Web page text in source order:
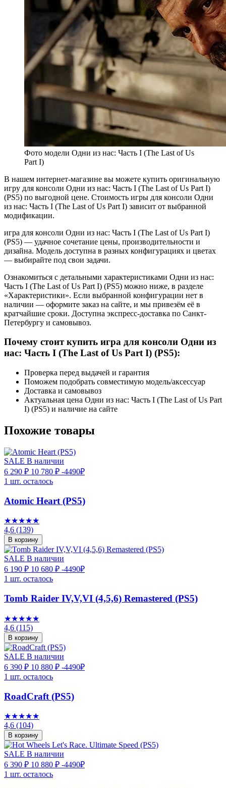
Фото модели Одни из нас: Часть I (The Last of Us
Part I)
В нашем интернет-магазине вы можете купить оригинальную
игру для консоли Одни из нас: Часть I (The Last of Us Part I)
(PS5) по выгодной цене. Стоимость игры для консоли Одни
из нас: Часть I (The Last of Us Part I) зависит от выбранной
модификации.
игра для консоли Одни из нас: Часть I (The Last of Us Part I)
(PS5) — удачное сочетание цены, производительности и
дизайна. Модель доступна в разных конфигурациях и цветах
— выбирайте под свои задачи.
Ознакомиться с детальными характеристиками Одни из нас:
Часть I (The Last of Us Part I) (PS5) можно ниже, в разделе
«Характеристики». Если выбранной конфигурации нет в
наличии — оформите заказ на сайте, и мы привезём её в
кратчайшие сроки. Доступна экспресс-доставка по Санкт-
Петербургу и самовывоз.
Почему стоит купить игра для консоли Одни из
нас: Часть I (The Last of Us Part I) (PS5):
Проверка перед выдачей и гарантия
Поможем подобрать совместимую модель/аксессуар
Доставка и самовывоз
Актуальная цена Одни из нас: Часть I (The Last of Us Part
I) (PS5) и наличие на сайте
Похожие товары
SALE В наличии
6 290 ₽ 10 780 ₽ -4490₽
1 шт. осталось
Atomic Heart (PS5)
★★★★★
4,6 (139)
В корзину
SALE В наличии
6 190 ₽ 10 680 ₽ -4490₽
1 шт. осталось
Tomb Raider IV,V,VI (4,5,6) Remastered (PS5)
★★★★★
4,6 (115)
В корзину
SALE В наличии
6 390 ₽ 10 880 ₽ -4490₽
1 шт. осталось
RoadCraft (PS5)
★★★★★
4,6 (104)
В корзину
SALE В наличии
6 390 ₽ 10 880 ₽ -4490₽
1 шт. осталось